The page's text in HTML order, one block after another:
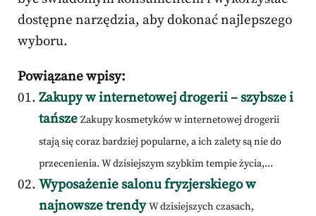
dostępne narzędzia, aby dokonać najlepszego
wyboru.
Powiązane wpisy:
Zakupy w internetowej drogerii – szybsze i
tańsze Zakupy kosmetyków w internetowej drogerii
stają się coraz bardziej popularne, a ich zalety są nie do
przecenienia. W dzisiejszym szybkim tempie życia,...
Wyposażenie salonu fryzjerskiego w
najnowsze trendy W dzisiejszych czasach,